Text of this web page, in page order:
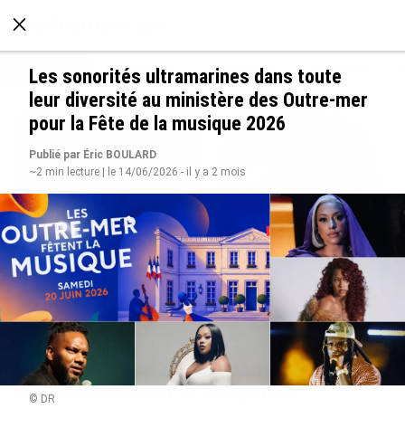
À LA UNE POLITIQUE ECONOMIE SOCIÉTÉ
Grandes figures des Outre-mer : Jane et
Paulette Nardal, les sœurs martiniquaises au
cœur du mouvement de la négritude
Les sonorités ultramarines dans toute
leur diversité au ministère des Outre-mer
pour la Fête de la musique 2026
Publié par Éric BOULARD
~2 min lecture | le 14/06/2026 - il y a 2 mois
© DR